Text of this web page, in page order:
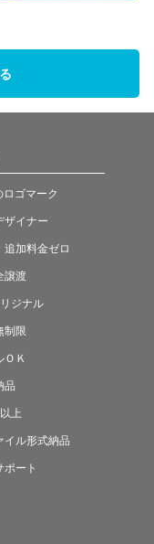
ゴマーク
ザイナー
追加料金ゼロ
譲渡
ジナル
制限
ＯＫ
品
上
イル形式納品
ート